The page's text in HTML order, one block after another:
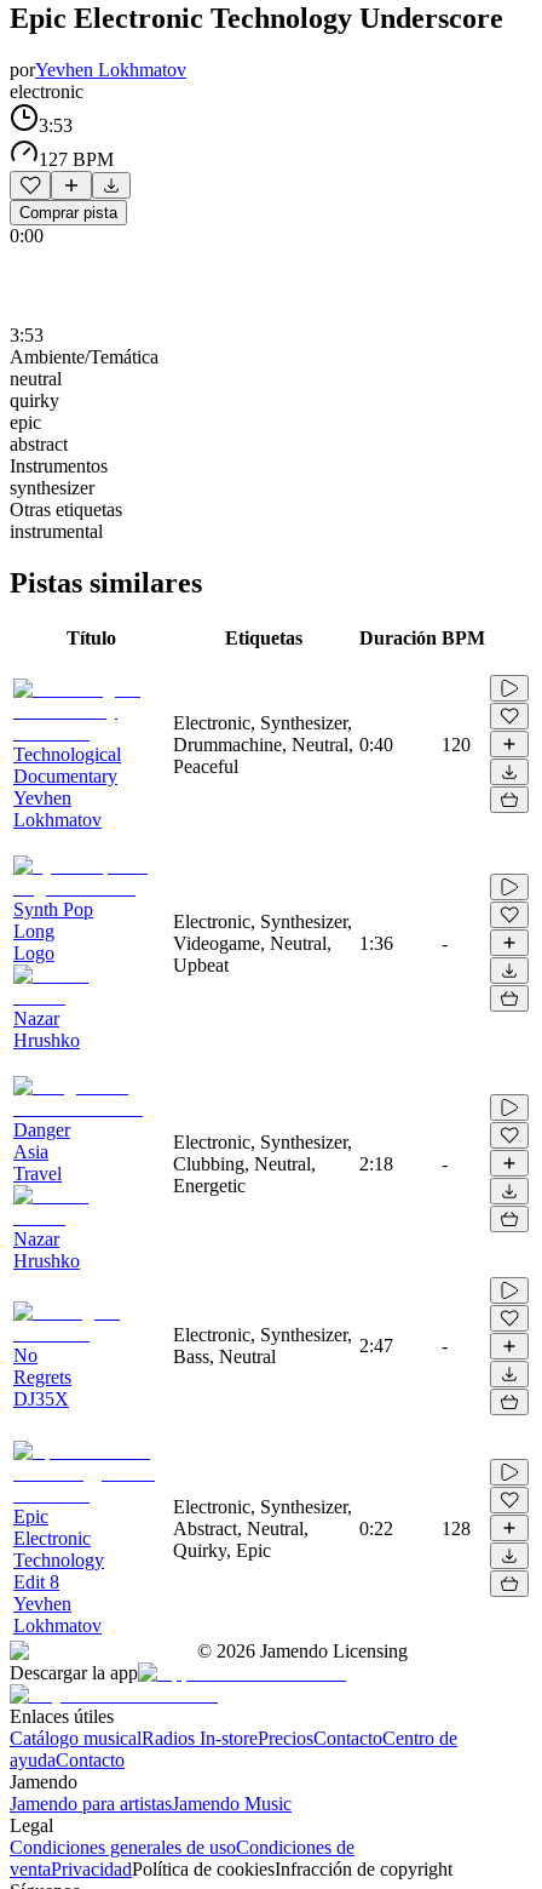
Epic Electronic Technology Underscore
porYevhen Lokhmatov
electronic
3:53
127 BPM
Comprar pista
0:00
3:53
Ambiente/Temática
neutral
quirky
epic
abstract
Instrumentos
synthesizer
Otras etiquetas
instrumental
Pistas similares
Título Etiquetas Duración BPM
Technological
Documentary
Yevhen
Lokhmatov
Electronic, Synthesizer,
Drummachine, Neutral,
Peaceful
0:40 120
Synth Pop
Long
Logo
Nazar
Hrushko
Electronic, Synthesizer,
Videogame, Neutral,
Upbeat
1:36 -
Danger
Asia
Travel
Nazar
Hrushko
Electronic, Synthesizer,
Clubbing, Neutral,
Energetic
2:18 -
No
Regrets
DJ35X
Electronic, Synthesizer,
Bass, Neutral
2:47 -
Epic
Electronic
Technology
Edit 8
Yevhen
Lokhmatov
Electronic, Synthesizer,
Abstract, Neutral,
Quirky, Epic
0:22 128
© 2026 Jamendo Licensing
Descargar la app
Enlaces útiles
Catálogo musicalRadios In-storePreciosContactoCentro de
ayudaContacto
Jamendo
Jamendo para artistasJamendo Music
Legal
Condiciones generales de usoCondiciones de
ventaPrivacidadPolítica de cookiesInfracción de copyright